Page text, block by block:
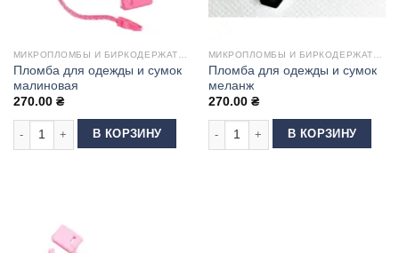
Пломба для одежды и сумок
малиновая
270.00 ₴
Количество товара Пломба для одежды и сумок малиновая
В КОРЗИНУ
Пломба для одежды и сумок
меланж
270.00 ₴
Количество товара Пломба для
В КОРЗИНУ